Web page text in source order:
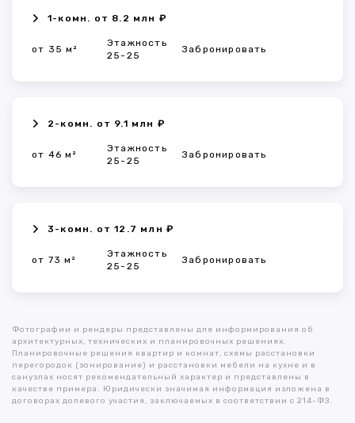
1-комн. от 8.2 млн ₽
от 35 м²
Этажность
25-25
Забронировать
2-комн. от 9.1 млн ₽
от 46 м²
Этажность
25-25
Забронировать
3-комн. от 12.7 млн ₽
от 73 м²
Этажность
25-25
Забронировать
Фотографии и рендеры представлены для информирования об
архитектурных, технических и планировочных решениях.
Планировочные решения квартир и комнат, схемы расстановки
перегородок (зонирование) и расстановки мебели на кухне и в
санузлах носят рекомендательный характер и представлены в
качестве примера. Юридически значимая информация изложена в
договорах долевого участия, заключаемых в соответствии с 214-ФЗ.